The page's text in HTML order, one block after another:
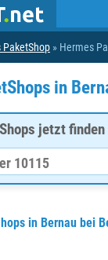
PaketShop » Hermes
in
jetzt finden
in Bernau bei